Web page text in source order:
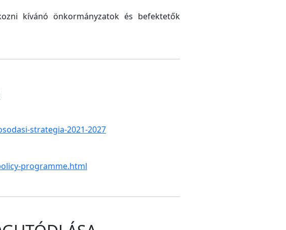
kívánó önkormányzatok és befektetők
strategia-2021-2027
programme.html